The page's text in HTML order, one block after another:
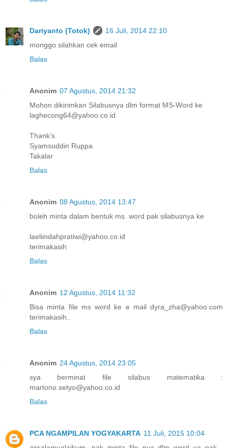
Dariyanto (Totok)
16 Juli, 2014 22:10
monggo silahkan cek email
Balas
Anonim 07 Agustus, 2014 21:32
Mohon dikirimkan Silabusnya dlm format MS-Word ke
laghecong64@yahoo.co.id
Thank's
Syamsuddin Ruppa
Takalar
Balas
Anonim 08 Agustus, 2014 13:47
boleh minta dalam bentuk ms. word pak silabusnya ke
laeliindahpratiwi@yahoo.co.id
terimakasih
Balas
Anonim 12 Agustus, 2014 11:32
Bisa minta file ms word ke e mail dyra_zha@yahoo.com
terimakasih..
Balas
Anonim 24 Agustus, 2014 23:05
sya berminat file silabus matematika :
martono.setyo@yahoo.co.id
Balas
PCA NGAMPILAN YOGYAKARTA 11 Juli, 2015 10:04